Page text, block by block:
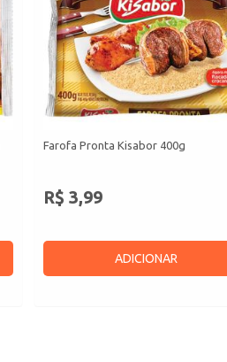
Farofa Pronta Kisabor 400g
R$ 3,99
ADICIONAR